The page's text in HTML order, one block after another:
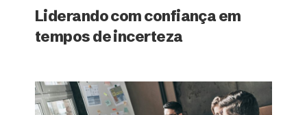
Liderando com confiança em
tempos de incerteza